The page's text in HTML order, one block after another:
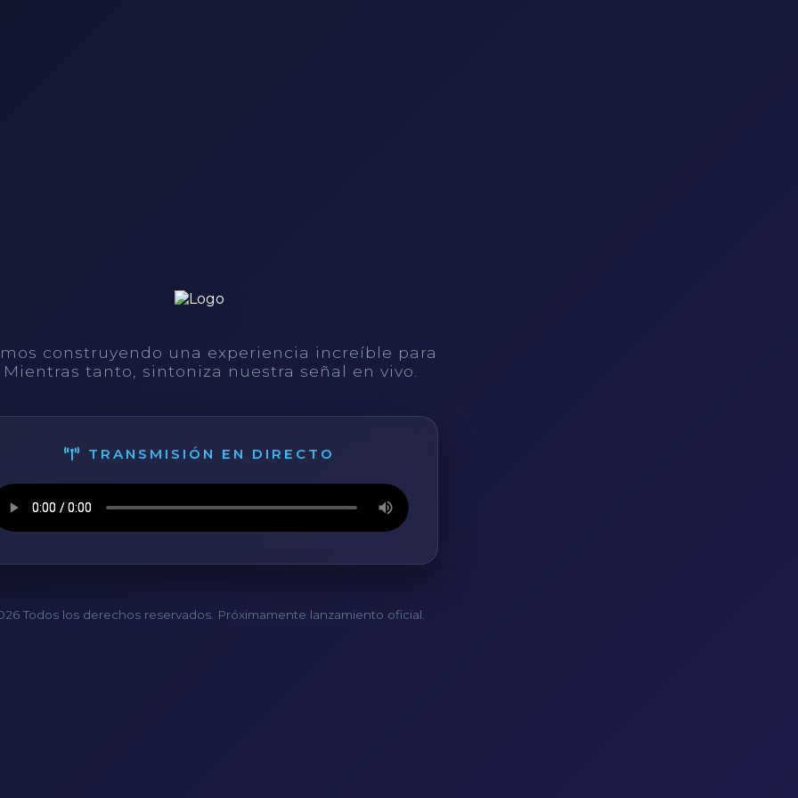
construyendo una experiencia increíble para
tanto, sintoniza nuestra señal en vivo.
TRANSMISIÓN EN DIRECTO
Todos los derechos reservados. Próximamente lanzamiento oficial.